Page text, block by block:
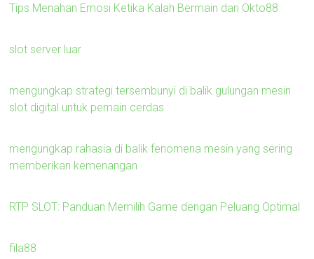
Tips Menahan Emosi Ketika Kalah Bermain dari Okto88
slot server luar
mengungkap strategi tersembunyi di balik gulungan mesin
slot digital untuk pemain cerdas
mengungkap rahasia di balik fenomena mesin yang sering
memberikan kemenangan
RTP SLOT: Panduan Memilih Game dengan Peluang Optimal
fila88